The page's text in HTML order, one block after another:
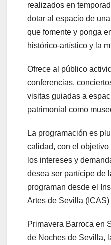
realizados en
dotar al espacio de
que fomente y ponga
histórico-artístico y la
Ofrece al público
conferencias,
visitas guiadas a
patrimonial como
La programación es
calidad, con el objetivo
los intereses y
desea ser partícipe de
programan desde el
Artes de Sevilla (ICAS)
Primavera Barroca en
de Noches de Sevilla,